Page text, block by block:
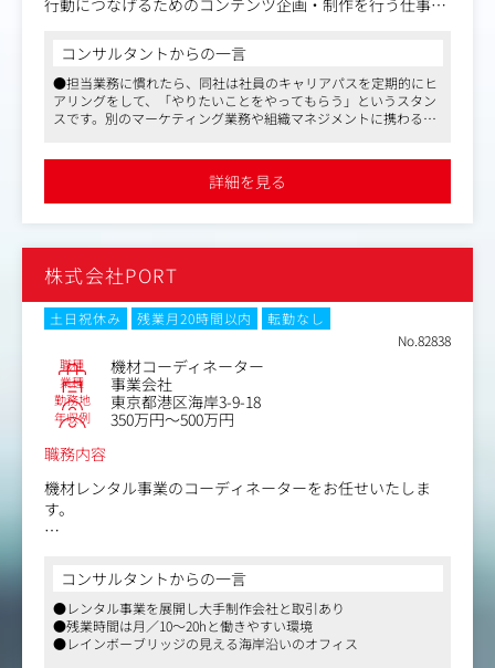
▼撮影の事前準備
用する愛用者のコメントなど、撮影に必要な準備を行う
▼撮影
撮影に立ち会い、商品の映り方などを確認
▼放映
▼振り返り
放映後の反響をお客様と共有し、次の提案に活かします
TVショッピング、カタログ通販、店舗バイヤーへの企画営
業及びTV放送関連の生放送の撮影の準備や立ち会いを行っ
て頂きます。
既存のお客様とのやり取りがメインで、飛び込みなど新規
このポジションでは、事業戦略を理解したうえで、ターゲ
ット層や訴求ポイントといったマーケティング戦略を考
え、具体的なコンテンツ制作の企画・進行管理から公開後
のデータ分析までを主体的に進めていくことを期待してい
ます。自ら考えて実行できる環境があるため、裁量を持っ
外部の協力者と連携しながら、成果を生み出すコンテンツ
作りに挑戦できる方をお待ちしています。
-題材選定、原稿／コンテ作成、関係者調整等
・制作進行
-外注の場合）外注先選定、発注、ディレクション、進行管
-内製の場合）撮影（外注可）／執筆、編集、校正
・対出演者交渉
・実績計測、評価
コンサルタントからの一言
●担当業務に慣れたら、同社は社員のキャリアパスを定期的にヒ
アリングをして、「やりたいことをやってもらう」というスタン
スです。別のマーケティング業務や組織マネジメントに携わる、
持つ人が集まるため合理的な社風で、裁量と自由を与え、主体的
●給料面の待遇よし、残業5～10時間程度／月、リモートワー
ク・副業OK、MBA取得支援制度ありなど、長く働きやすい環境で
詳細を見る
株式会社PORT
土日祝休み 残業月20時間以内
転勤なし
No.82838
職種 機材コーディネーター
業種 事業会社
勤務地 東京都港区海岸3-9-18
年収例
350万円～500万円
職務内容
機材レンタル事業のコーディネーターをお任せいたしま
す。
・映像撮影に必要な機材の依頼を受けて指定の日時に機材
を用意する
・自社で所有していない機材がある場合は同業他社に依頼
して調達する
・撮影後は返却された機材が全て揃っているかを確認する
コンサルタントからの一言
●レンタル事業を展開し大手制作会社と取引あり
●残業時間は月／10～20hと働きやすい環境
●レインボーブリッジの見える海岸沿いのオフィス